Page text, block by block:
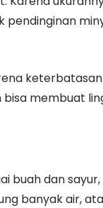
pendinginan
bisa membuat
buah dan
banyak air,